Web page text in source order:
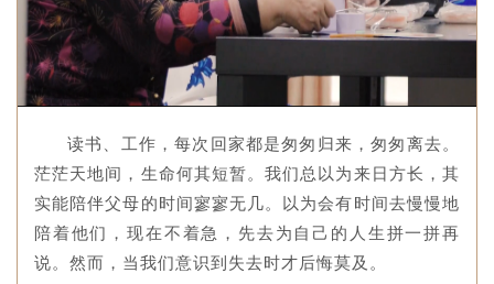
读书、工作，每次回家都是匆匆归来，匆匆离去。
茫茫天地间，生命何其短暂。我们总以为来日方长，其
实能陪伴父母的时间寥寥无几。以为会有时间去慢慢地
陪着他们，现在不着急，先去为自己的人生拼一拼再
说。然而，当我们意识到失去时才后悔莫及。